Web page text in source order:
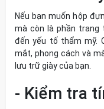
Nếu bạn muốn hộp
mà còn là phần trang
đến yếu tố thẩm mỹ.
mắt, phong cách và
lưu trữ giày của bạn.
- Kiểm tra